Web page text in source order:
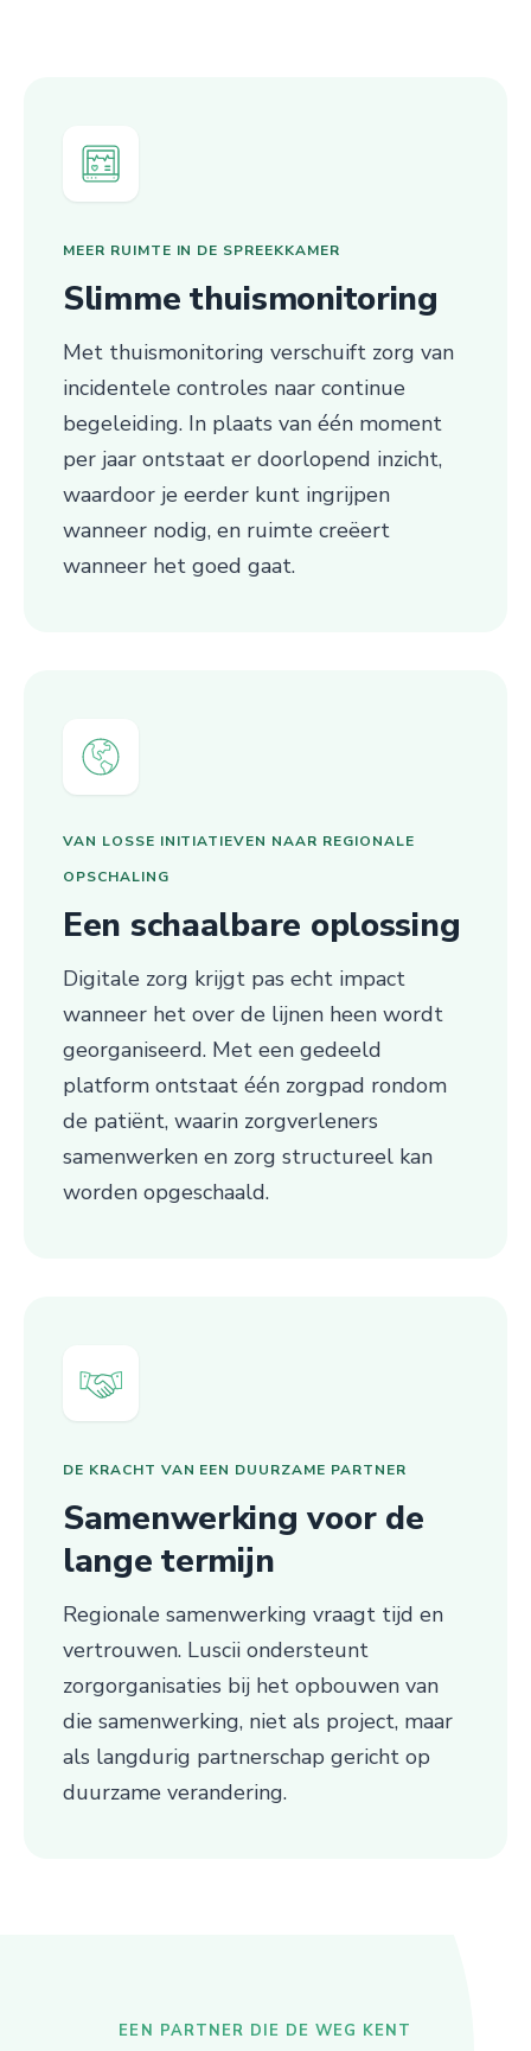
MEER RUIMTE IN DE SPREEKKAMER
Slimme thuismonitoring
Met thuismonitoring verschuift zorg van
incidentele controles naar continue
begeleiding. In plaats van één moment
per jaar ontstaat er doorlopend inzicht,
waardoor je eerder kunt ingrijpen
wanneer nodig, en ruimte creëert
wanneer het goed gaat.
VAN LOSSE INITIATIEVEN NAAR REGIONALE
OPSCHALING
Een schaalbare oplossing
Digitale zorg krijgt pas echt impact
wanneer het over de lijnen heen wordt
georganiseerd. Met een gedeeld
platform ontstaat één zorgpad rondom
de patiënt, waarin zorgverleners
samenwerken en zorg structureel kan
worden opgeschaald.
DE KRACHT VAN EEN DUURZAME PARTNER
Samenwerking voor de
lange termijn
Regionale samenwerking vraagt tijd en
vertrouwen. Luscii ondersteunt
zorgorganisaties bij het opbouwen van
die samenwerking, niet als project, maar
als langdurig partnerschap gericht op
duurzame verandering.
EEN PARTNER DIE DE WEG KENT